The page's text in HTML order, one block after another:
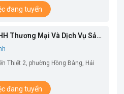
đang tuyển
Thương Mại Và Dịch Vụ Sản
Thiết 2, phường Hồng Bàng, Hải
đang tuyển